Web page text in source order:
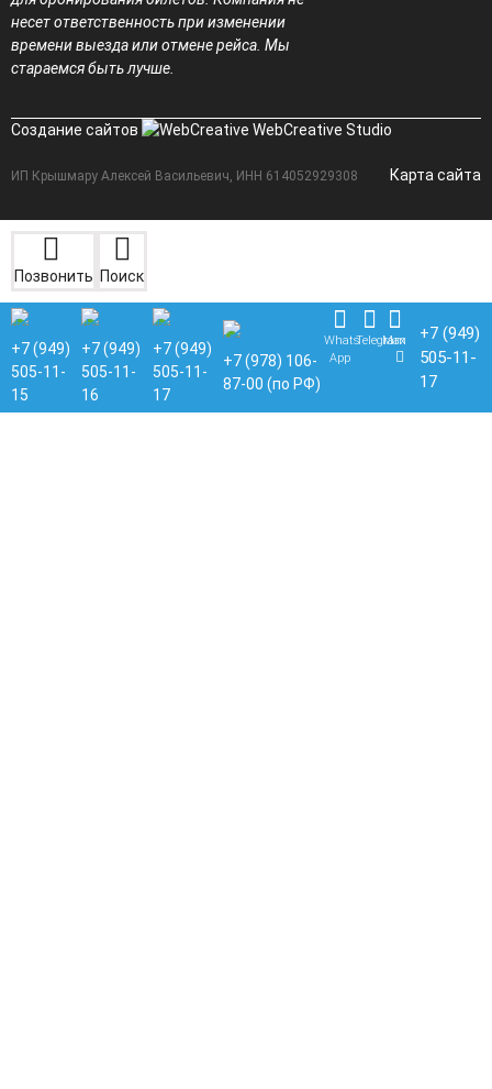
несет ответственность при изменении
времени выезда или отмене рейса. Мы
стараемся быть лучше.
Создание сайтов WebCreative Studio
ИП Крышмару Алексей Васильевич, ИНН 614052929308 Карта сайта
Позвонить Поиск
+7 (949)
505-11-
15
+7 (949)
505-11-
16
+7 (949)
505-11-
17
+7 (978) 106-
87-00 (по РФ)
Whats
App
Telegram
Max
+7 (949)
505-11-
17